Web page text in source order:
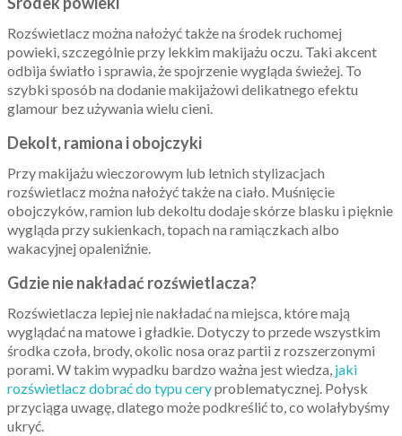
Rozświetlacz można nałożyć także na środek ruchomej
powieki, szczególnie przy lekkim makijażu oczu. Taki akcent
odbija światło i sprawia, że spojrzenie wygląda świeżej. To
szybki sposób na dodanie makijażowi delikatnego efektu
glamour bez używania wielu cieni.
Dekolt, ramiona i obojczyki
Przy makijażu wieczorowym lub letnich stylizacjach
rozświetlacz można nałożyć także na ciało. Muśnięcie
obojczyków, ramion lub dekoltu dodaje skórze blasku i pięknie
wygląda przy sukienkach, topach na ramiączkach albo
wakacyjnej opaleniźnie.
Gdzie nie nakładać rozświetlacza?
Rozświetlacza lepiej nie nakładać na miejsca, które mają
wyglądać na matowe i gładkie. Dotyczy to przede wszystkim
środka czoła, brody, okolic nosa oraz partii z rozszerzonymi
porami. W takim wypadku bardzo ważna jest wiedza, jaki
rozświetlacz dobrać do typu ceryproblematycznej. Połysk
przyciąga uwagę, dlatego może podkreślić to, co wolałybyśmy
ukryć.